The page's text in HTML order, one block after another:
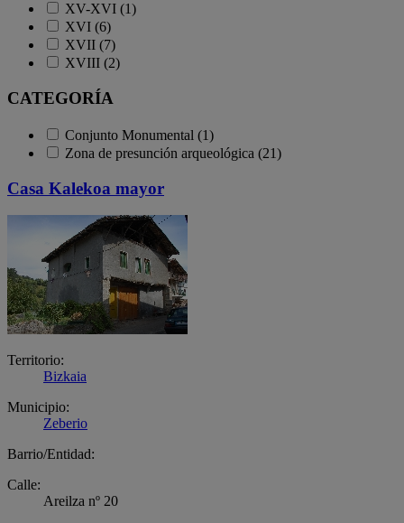
XV-XVI (1)
XVI (6)
XVII (7)
XVIII (2)
CATEGORÍA
Conjunto Monumental (1)
Zona de presunción arqueológica (21)
Casa Kalekoa mayor
Territorio:
Bizkaia
Municipio:
Zeberio
Barrio/Entidad:
Calle:
Areilza nº 20